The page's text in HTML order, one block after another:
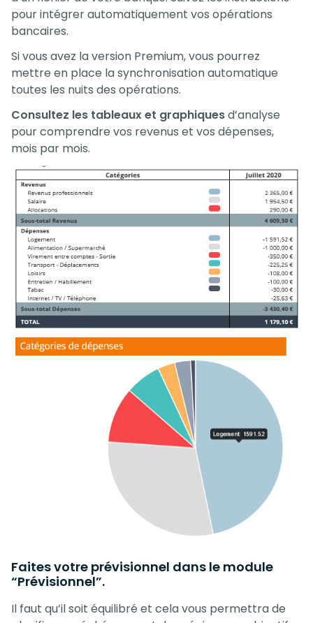
pour intégrer automatiquement vos opérations
bancaires.
Si vous avez la version Premium, vous pourrez
mettre en place la synchronisation automatique
toutes les nuits des opérations.
Consultez les tableaux et graphiquesd’analyse
pour comprendre vos revenus et vos dépenses,
mois par mois.
Faites votre prévisionnel dans le module
“Prévisionnel”.
Il faut qu’il soit équilibré et cela vous permettra de